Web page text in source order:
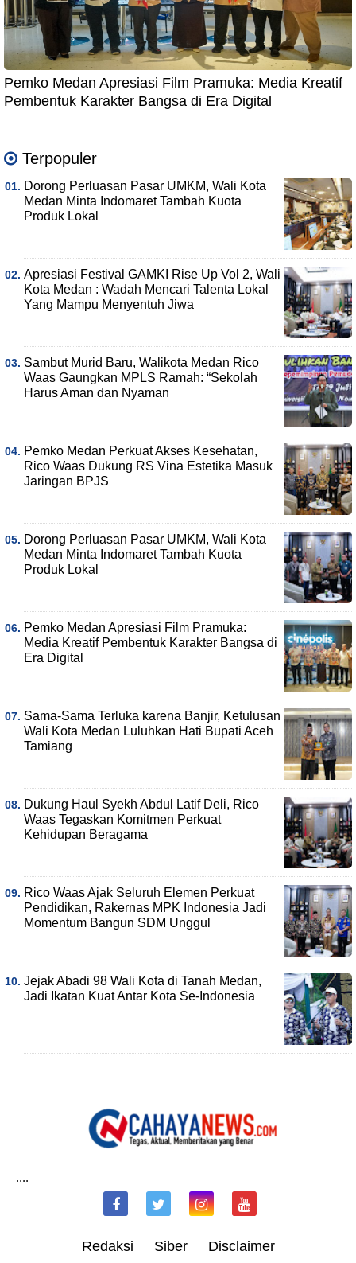
Pemko Medan Apresiasi Film Pramuka: Media Kreatif
Pembentuk Karakter Bangsa di Era Digital
Terpopuler
Dorong Perluasan Pasar UMKM, Wali Kota
Medan Minta Indomaret Tambah Kuota
Produk Lokal
Apresiasi Festival GAMKI Rise Up Vol 2, Wali
Kota Medan : Wadah Mencari Talenta Lokal
Yang Mampu Menyentuh Jiwa
Sambut Murid Baru, Walikota Medan Rico
Waas Gaungkan MPLS Ramah: “Sekolah
Harus Aman dan Nyaman
Pemko Medan Perkuat Akses Kesehatan,
Rico Waas Dukung RS Vina Estetika Masuk
Jaringan BPJS
Dorong Perluasan Pasar UMKM, Wali Kota
Medan Minta Indomaret Tambah Kuota
Produk Lokal
Pemko Medan Apresiasi Film Pramuka:
Media Kreatif Pembentuk Karakter Bangsa di
Era Digital
Sama-Sama Terluka karena Banjir, Ketulusan
Wali Kota Medan Luluhkan Hati Bupati Aceh
Tamiang
Dukung Haul Syekh Abdul Latif Deli, Rico
Waas Tegaskan Komitmen Perkuat
Kehidupan Beragama
Rico Waas Ajak Seluruh Elemen Perkuat
Pendidikan, Rakernas MPK Indonesia Jadi
Momentum Bangun SDM Unggul
Jejak Abadi 98 Wali Kota di Tanah Medan,
Jadi Ikatan Kuat Antar Kota Se-Indonesia
....
Redaksi Siber Disclaimer